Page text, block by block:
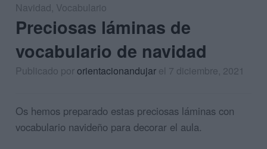
Navidad, Vocabulario
Preciosas láminas de
vocabulario de navidad
Publicado pororientacionandujar el 7 diciembre, 2021
Os hemos preparado estas preciosas láminas con
vocabulario navideño para decorar el aula.